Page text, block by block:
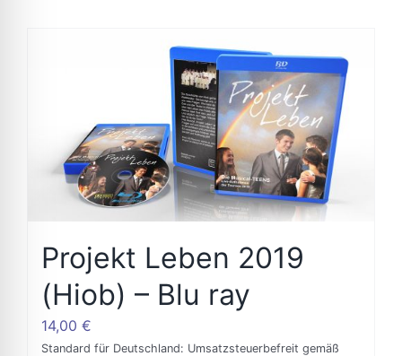
Projekt Leben 2019
(Hiob) – Blu ray
14,00 €
Standard für Deutschland: Umsatzsteuerbefreit gemäß